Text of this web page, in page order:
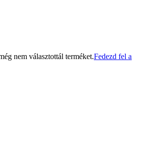
nem választottál terméket.Fedezd fel a